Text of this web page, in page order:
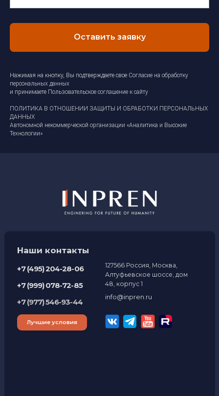
Оставить заявку
Нажимая на кнопку, Вы подтверждаете свое Согласие на обработку
персональных данных
и принимаете Пользовательское соглашение к сайту
ПОЛИТИКА В ОТНОШЕНИИ ЗАЩИТЫ И ОБРАБОТКИ ПЕРСОНАЛЬНЫХ
ДАННЫХ
Автономной некоммерческой организации «Аналитика и Высокие
Технологии»